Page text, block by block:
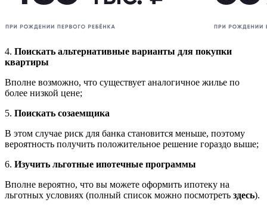
4. Поискать альтернативные варианты для покупки
квартиры
Вполне возможно, что существует аналогичное жилье по
более низкой цене;
5. Поискать созаемщика
В этом случае риск для банка становится меньше, поэтому
вероятность получить положительное решение гораздо выше;
6. Изучить льготные ипотечные программы
Вполне вероятно, что вы можете оформить ипотеку на
льготных условиях (полный список можно посмотреть здесь).